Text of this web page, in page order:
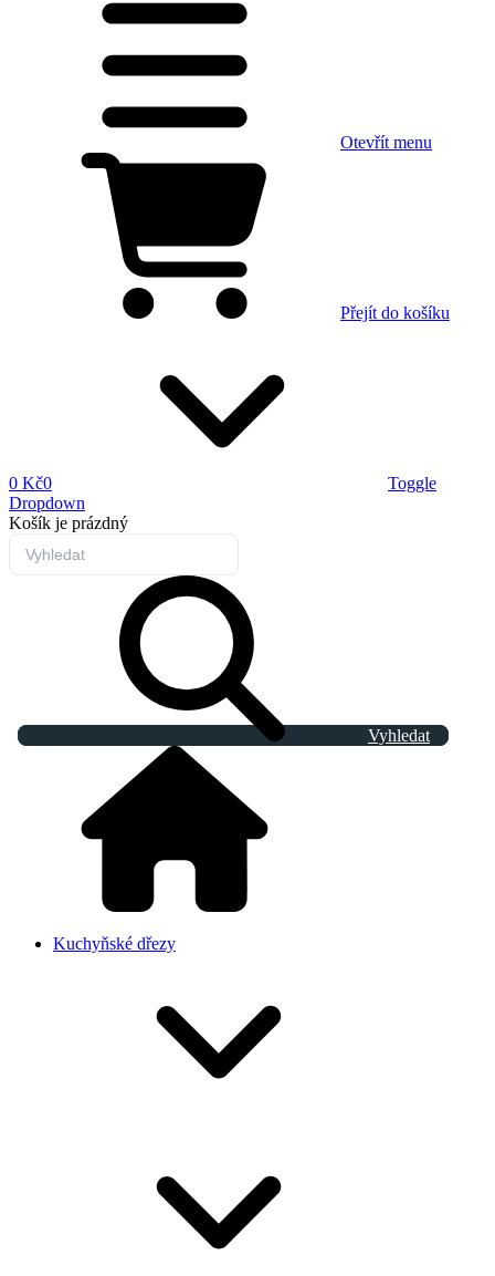
Otevřít menu
Přejít do košíku
0 Kč0
Toggle
Dropdown
Košík je prázdný
Vyhledat
Kuchyňské dřezy